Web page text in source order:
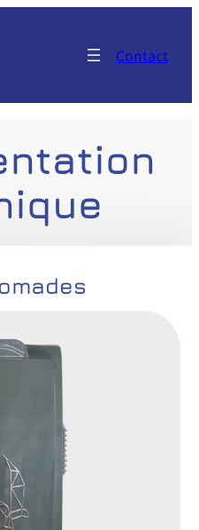
Contact